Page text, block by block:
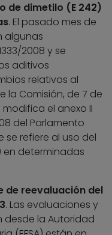
de dimetilo (E 242)
. El pasado mes de
algunas
2008 y se
aditivos
relativos al
la Comisión, de 7 de
modifica el anexo II
del Parlamento
se refiere al uso del
en determinadas
de reevaluación del
. Las evaluaciones y
desde la Autoridad